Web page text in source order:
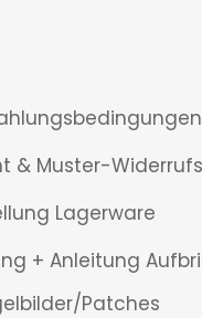
& Muster-
Lagerware
+ Anleitung
Patches